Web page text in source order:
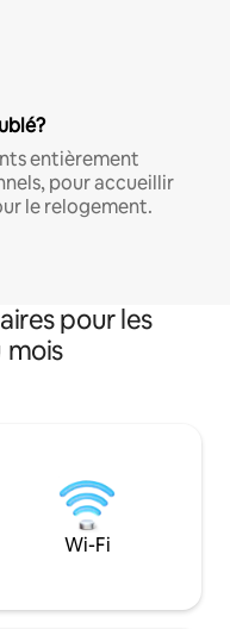
entièrement
pour accueillir
le relogement.
pour les
mois
Wi-Fi